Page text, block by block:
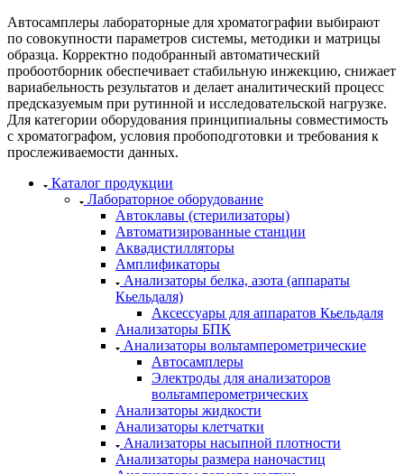
Автосамплеры лабораторные для хроматографии выбирают
по совокупности параметров системы, методики и матрицы
образца. Корректно подобранный автоматический
пробоотборник обеспечивает стабильную инжекцию, снижает
вариабельность результатов и делает аналитический процесс
предсказуемым при рутинной и исследовательской нагрузке.
Для категории оборудования принципиальны совместимость
с хроматографом, условия пробоподготовки и требования к
прослеживаемости данных.
Каталог продукции
Лабораторное оборудование
Автоклавы (стерилизаторы)
Автоматизированные станции
Аквадистилляторы
Амплификаторы
Анализаторы белка, азота (аппараты
Кьельдаля)
Аксессуары для аппаратов Кьельдаля
Анализаторы БПК
Анализаторы вольтамперометрические
Автосамплеры
Электроды для анализаторов
вольтамперометрических
Анализаторы жидкости
Анализаторы клетчатки
Анализаторы насыпной плотности
Анализаторы размера наночастиц